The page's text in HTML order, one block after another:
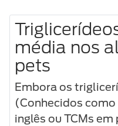
média nos
pets
Embora os
(Conhecidos como
inglês ou TCMs